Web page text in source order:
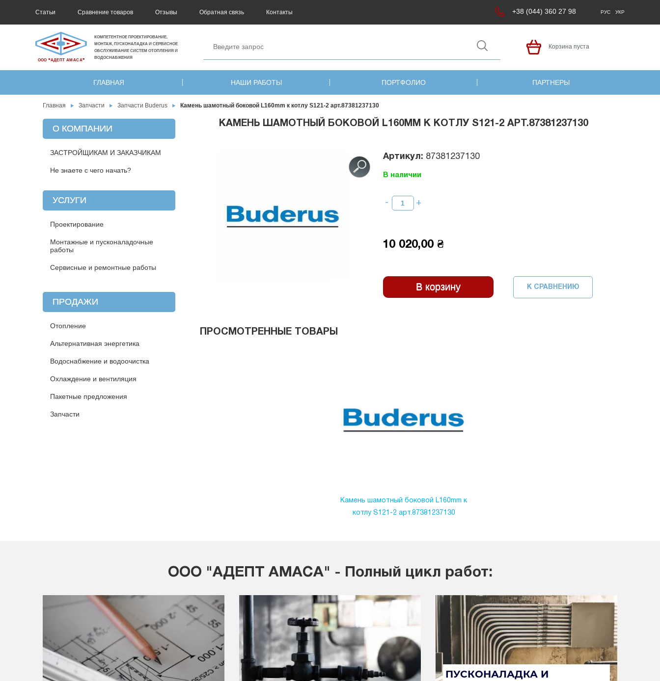
Статьи Сравнение товаров Отзывы Обратная связь Контакты +38 (044) 360 27 98 РУС УКР
ООО ❝АДЕПТ АМАСА❞
КОМПЕТЕНТНОЕ ПРОЕКТИРОВАНИЕ,
МОНТАЖ, ПУСКОНАЛАДКА И СЕРВИСНОЕ
ОБСЛУЖИВАНИЕ СИСТЕМ ОТОПЛЕНИЯ И
ВОДОСНАБЖЕНИЯ
Корзина пуста
ГЛАВНАЯ НАШИ РАБОТЫ ПОРТФОЛИО ПАРТНЕРЫ
Главная Запчасти Запчасти Buderus Камень шамотный боковой L160mm к котлу S121-2 арт.87381237130
КАМЕНЬ ШАМОТНЫЙ БОКОВОЙ L160MM К КОТЛУ S121-2 АРТ.87381237130
Артикул: 87381237130
10 020,00 ₴
К СРАВНЕНИЮ
В наличии
ПРОСМОТРЕННЫЕ ТОВАРЫ
Камень шамотный боковой L160mm к
котлу S121-2 арт.87381237130
О КОМПАНИИ
ЗАСТРОЙЩИКАМ И ЗАКАЗЧИКАМ
Не знаете с чего начать?
УСЛУГИ
Проектирование
Монтажные и пусконаладочные
работы
Сервисные и ремонтные работы
ПРОДАЖИ
Отопление
Альтернативная энергетика
Водоснабжение и водоочистка
Охлаждение и вентиляция
Пакетные предложения
Запчасти
ООО "АДЕПТ АМАСА" - Полный цикл работ:
ПУСКОНАЛАДКА И